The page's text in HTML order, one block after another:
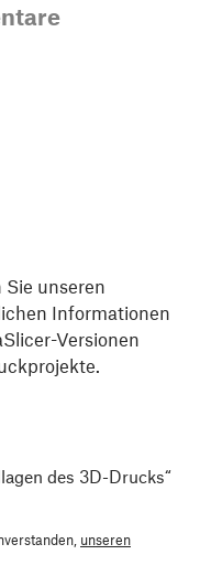
unseren
Informationen
Versionen
des 3D-Drucks“
unseren